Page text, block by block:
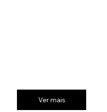
Ver mais